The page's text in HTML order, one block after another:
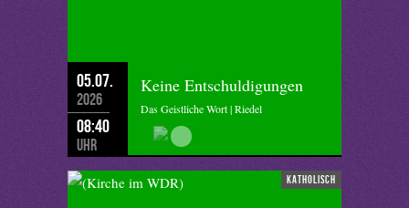
05.07.
2026
08:40
Uhr
Keine Entschuldigungen
Das Geistliche Wort | Riedel
katholisch